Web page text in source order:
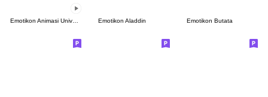
Emotikon Animasi Universtar BT21 Emotikon Aladdin Emotikon Butata